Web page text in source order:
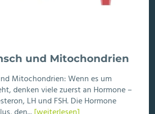
und Mitochondrien
Mitochondrien: Wenn es um
denken viele zuerst an Hormone –
LH und FSH. Die Hormone